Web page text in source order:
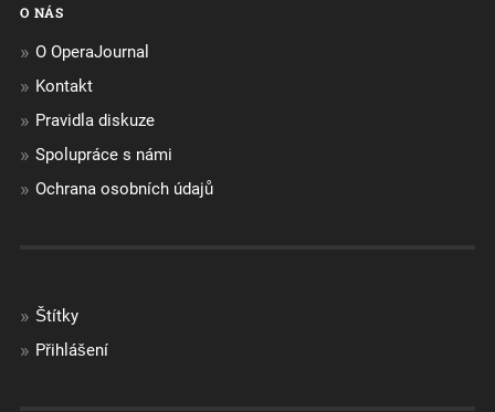
O NÁS
O OperaJournal
Kontakt
Pravidla diskuze
Spolupráce s námi
Ochrana osobních údajů
Štítky
Přihlášení